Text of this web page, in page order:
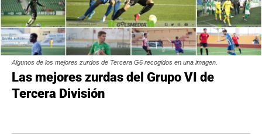
Algunos de los mejores zurdos de Tercera G6 recogidos en una imagen.
Las mejores zurdas del Grupo VI de
Tercera División